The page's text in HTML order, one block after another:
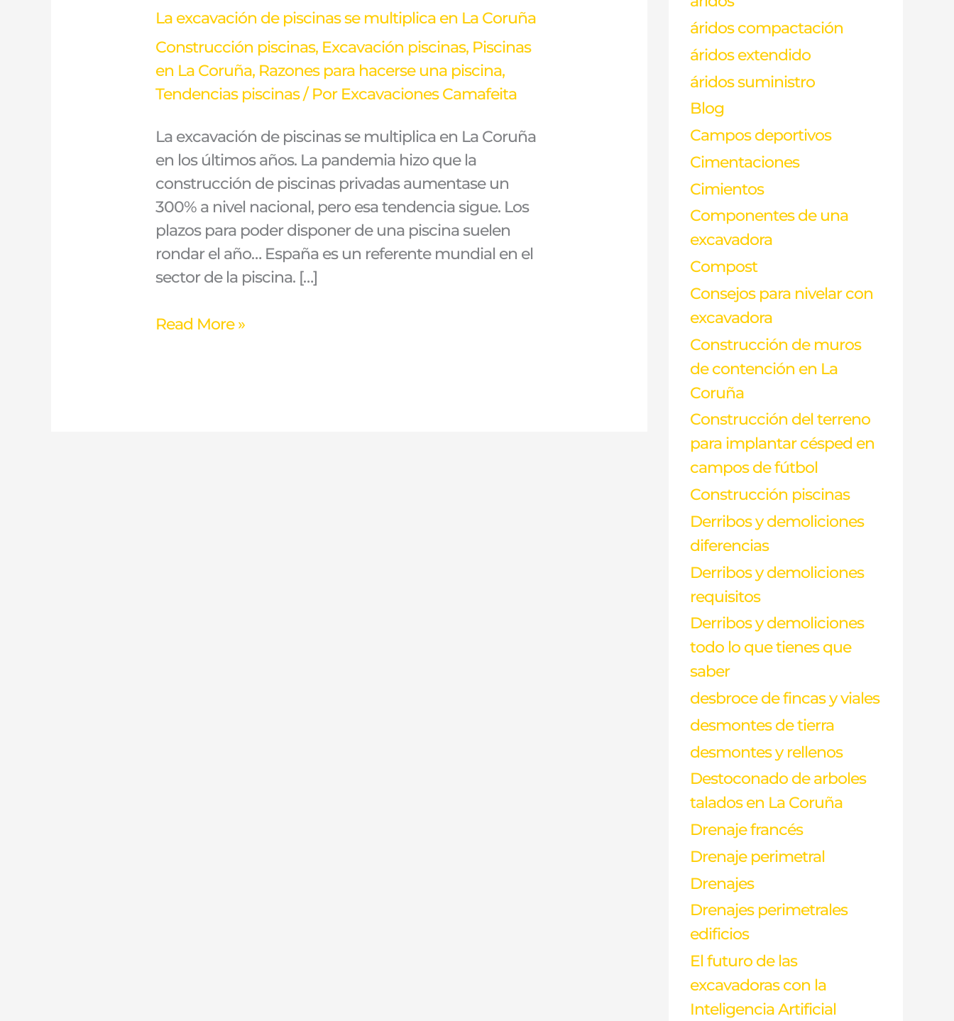
La excavación de piscinas se multiplica en La Coruña
Construcción piscinas, Excavación piscinas, Piscinas
en La Coruña, Razones para hacerse una piscina,
Tendencias piscinas/ Por Excavaciones Camafeita
La excavación de piscinas se multiplica en La Coruña
en los últimos años. La pandemia hizo que la
construcción de piscinas privadas aumentase un
300% a nivel nacional, pero esa tendencia sigue. Los
plazos para poder disponer de una piscina suelen
rondar el año… España es un referente mundial en el
sector de la piscina. […]
Read More »
áridos compactación
áridos extendido
áridos suministro
Blog
Campos deportivos
Cimentaciones
Cimientos
Componentes de una
excavadora
Compost
Consejos para nivelar con
excavadora
Construcción de muros
de contención en La
Coruña
Construcción del terreno
para implantar césped en
campos de fútbol
Construcción piscinas
Derribos y demoliciones
diferencias
Derribos y demoliciones
requisitos
Derribos y demoliciones
todo lo que tienes que
saber
desbroce de fincas y viales
desmontes de tierra
desmontes y rellenos
Destoconado de arboles
talados en La Coruña
Drenaje francés
Drenaje perimetral
Drenajes
Drenajes perimetrales
edificios
El futuro de las
excavadoras con la
Inteligencia Artificial